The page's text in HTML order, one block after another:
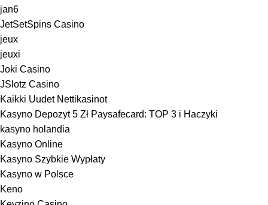
jan6
JetSetSpins Casino
jeux
jeuxi
Joki Casino
JSlotz Casino
Kaikki Uudet Nettikasinot
Kasyno Depozyt 5 Zł Paysafecard: TOP 3 i Haczyki
kasyno holandia
Kasyno Online
Kasyno Szybkie Wypłaty
Kasyno w Polsce
Keno